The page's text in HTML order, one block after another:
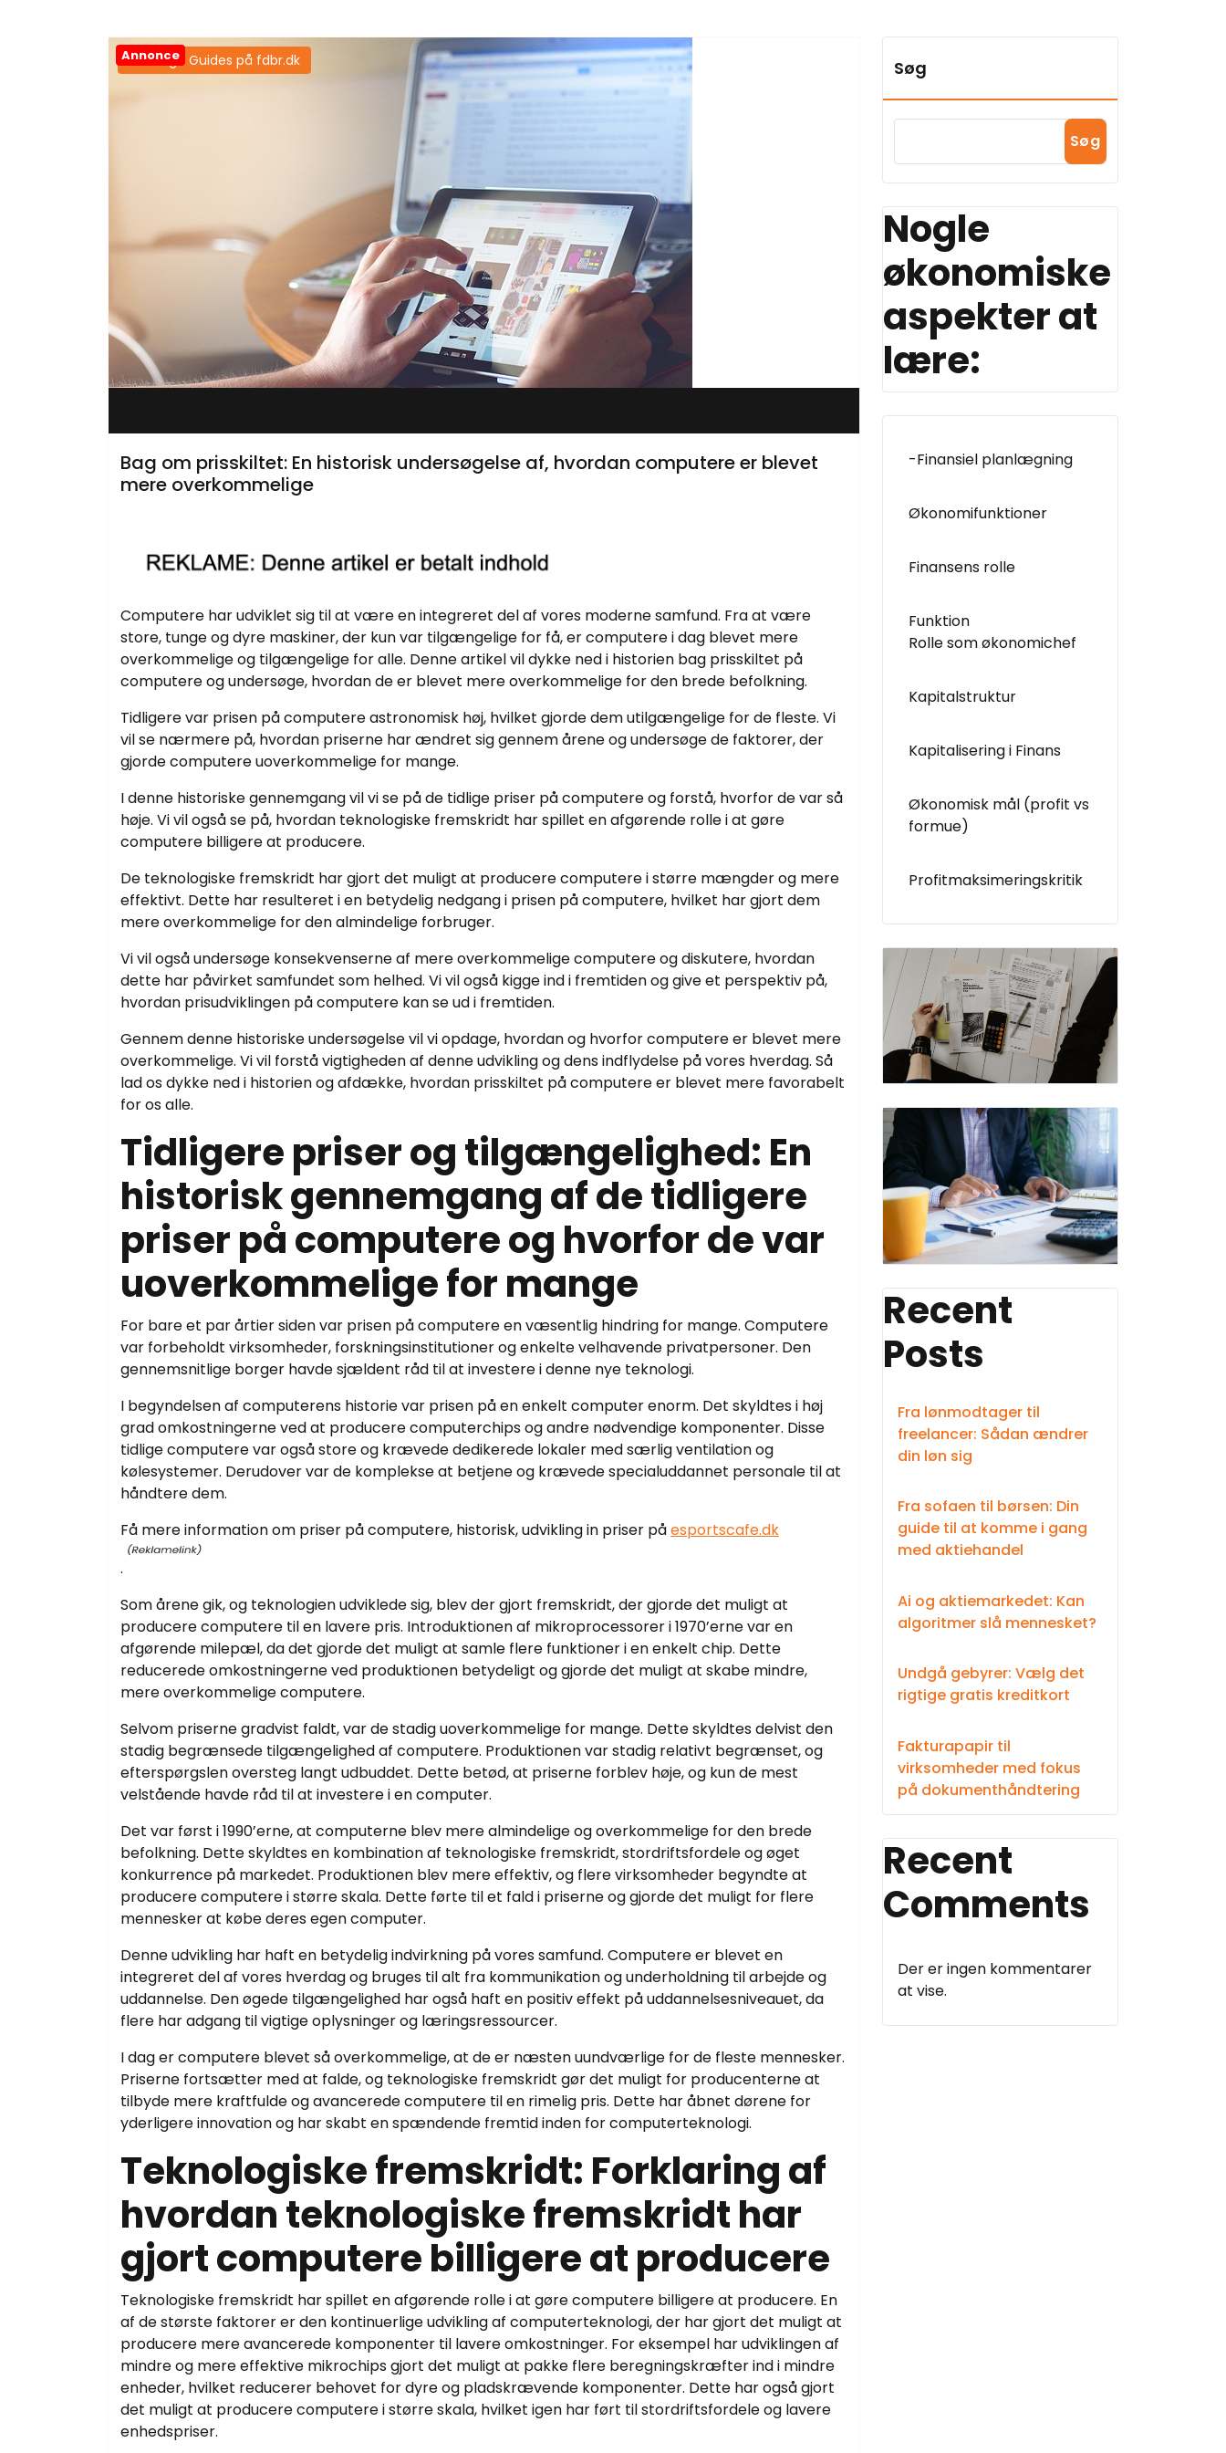
Annonce
Samtlige Guides på fdbr.dk
Bag om prisskiltet: En historisk undersøgelse af, hvordan computere er blevet
mere overkommelige
Computere har udviklet sig til at være en integreret del af vores moderne samfund. Fra at være
store, tunge og dyre maskiner, der kun var tilgængelige for få, er computere i dag blevet mere
overkommelige og tilgængelige for alle. Denne artikel vil dykke ned i historien bag prisskiltet på
computere og undersøge, hvordan de er blevet mere overkommelige for den brede befolkning.
Tidligere var prisen på computere astronomisk høj, hvilket gjorde dem utilgængelige for de fleste. Vi
vil se nærmere på, hvordan priserne har ændret sig gennem årene og undersøge de faktorer, der
gjorde computere uoverkommelige for mange.
I denne historiske gennemgang vil vi se på de tidlige priser på computere og forstå, hvorfor de var så
høje. Vi vil også se på, hvordan teknologiske fremskridt har spillet en afgørende rolle i at gøre
computere billigere at producere.
De teknologiske fremskridt har gjort det muligt at producere computere i større mængder og mere
effektivt. Dette har resulteret i en betydelig nedgang i prisen på computere, hvilket har gjort dem
mere overkommelige for den almindelige forbruger.
Vi vil også undersøge konsekvenserne af mere overkommelige computere og diskutere, hvordan
dette har påvirket samfundet som helhed. Vi vil også kigge ind i fremtiden og give et perspektiv på,
hvordan prisudviklingen på computere kan se ud i fremtiden.
Gennem denne historiske undersøgelse vil vi opdage, hvordan og hvorfor computere er blevet mere
overkommelige. Vi vil forstå vigtigheden af denne udvikling og dens indflydelse på vores hverdag. Så
lad os dykke ned i historien og afdække, hvordan prisskiltet på computere er blevet mere favorabelt
for os alle.
Tidligere priser og tilgængelighed: En
historisk gennemgang af de tidligere
priser på computere og hvorfor de var
uoverkommelige for mange
For bare et par årtier siden var prisen på computere en væsentlig hindring for mange. Computere
var forbeholdt virksomheder, forskningsinstitutioner og enkelte velhavende privatpersoner. Den
gennemsnitlige borger havde sjældent råd til at investere i denne nye teknologi.
I begyndelsen af computerens historie var prisen på en enkelt computer enorm. Det skyldtes i høj
grad omkostningerne ved at producere computerchips og andre nødvendige komponenter. Disse
tidlige computere var også store og krævede dedikerede lokaler med særlig ventilation og
kølesystemer. Derudover var de komplekse at betjene og krævede specialuddannet personale til at
håndtere dem.
Få mere information om priser på computere, historisk, udvikling in priser påesportscafe.dk
.
Som årene gik, og teknologien udviklede sig, blev der gjort fremskridt, der gjorde det muligt at
producere computere til en lavere pris. Introduktionen af mikroprocessorer i 1970’erne var en
afgørende milepæl, da det gjorde det muligt at samle flere funktioner i en enkelt chip. Dette
reducerede omkostningerne ved produktionen betydeligt og gjorde det muligt at skabe mindre,
mere overkommelige computere.
Selvom priserne gradvist faldt, var de stadig uoverkommelige for mange. Dette skyldtes delvist den
stadig begrænsede tilgængelighed af computere. Produktionen var stadig relativt begrænset, og
efterspørgslen oversteg langt udbuddet. Dette betød, at priserne forblev høje, og kun de mest
velstående havde råd til at investere i en computer.
Det var først i 1990’erne, at computerne blev mere almindelige og overkommelige for den brede
befolkning. Dette skyldtes en kombination af teknologiske fremskridt, stordriftsfordele og øget
konkurrence på markedet. Produktionen blev mere effektiv, og flere virksomheder begyndte at
producere computere i større skala. Dette førte til et fald i priserne og gjorde det muligt for flere
mennesker at købe deres egen computer.
Denne udvikling har haft en betydelig indvirkning på vores samfund. Computere er blevet en
integreret del af vores hverdag og bruges til alt fra kommunikation og underholdning til arbejde og
uddannelse. Den øgede tilgængelighed har også haft en positiv effekt på uddannelsesniveauet, da
flere har adgang til vigtige oplysninger og læringsressourcer.
I dag er computere blevet så overkommelige, at de er næsten uundværlige for de fleste mennesker.
Priserne fortsætter med at falde, og teknologiske fremskridt gør det muligt for producenterne at
tilbyde mere kraftfulde og avancerede computere til en rimelig pris. Dette har åbnet dørene for
yderligere innovation og har skabt en spændende fremtid inden for computerteknologi.
Teknologiske fremskridt: Forklaring af
hvordan teknologiske fremskridt har
gjort computere billigere at producere
Teknologiske fremskridt har spillet en afgørende rolle i at gøre computere billigere at producere. En
af de største faktorer er den kontinuerlige udvikling af computerteknologi, der har gjort det muligt at
producere mere avancerede komponenter til lavere omkostninger. For eksempel har udviklingen af
mindre og mere effektive mikrochips gjort det muligt at pakke flere beregningskræfter ind i mindre
enheder, hvilket reducerer behovet for dyre og pladskrævende komponenter. Dette har også gjort
det muligt at producere computere i større skala, hvilket igen har ført til stordriftsfordele og lavere
enhedspriser.
Søg
Søg
Nogle
økonomiske
aspekter at
lære:
-Finansiel planlægning
Økonomifunktioner
Finansens rolle
Funktion
Rolle som økonomichef
Kapitalstruktur
Kapitalisering i Finans
Økonomisk mål (profit vs
formue)
Profitmaksimeringskritik
Recent
Posts
Fra lønmodtager til
freelancer: Sådan ændrer
din løn sig
Fra sofaen til børsen: Din
guide til at komme i gang
med aktiehandel
Ai og aktiemarkedet: Kan
algoritmer slå mennesket?
Undgå gebyrer: Vælg det
rigtige gratis kreditkort
Fakturapapir til
virksomheder med fokus
på dokumenthåndtering
Recent
Comments
Der er ingen kommentarer
at vise.